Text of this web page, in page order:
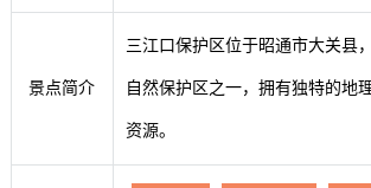
景点简介
三江口保护区位于昭通市大关县
自然保护区之一，拥有独特的地
资源。